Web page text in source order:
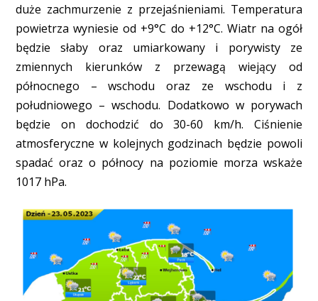
duże zachmurzenie z przejaśnieniami. Temperatura
powietrza wyniesie od +9°C do +12°C. Wiatr na ogół
będzie słaby oraz umiarkowany i porywisty ze
zmiennych kierunków z przewagą wiejący od
północnego – wschodu oraz ze wschodu i z
południowego – wschodu. Dodatkowo w porywach
będzie on dochodzić do 30-60 km/h. Ciśnienie
atmosferyczne w kolejnych godzinach będzie powoli
spadać oraz o północy na poziomie morza wskaże
1017 hPa.